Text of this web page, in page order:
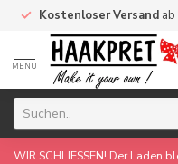
Kostenloser Versand
MENU
WIR SCHLIESSEN! Der Laden